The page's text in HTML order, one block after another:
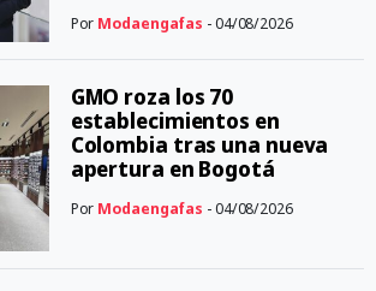
Por Modaengafas - 04/08/2026
GMO roza los 70
establecimientos en
Colombia tras una nueva
apertura en Bogotá
Por Modaengafas - 04/08/2026